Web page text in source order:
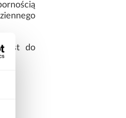
jest do